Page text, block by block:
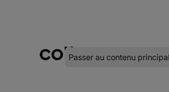
Passer au contenu principal
NUMÉRIQUE